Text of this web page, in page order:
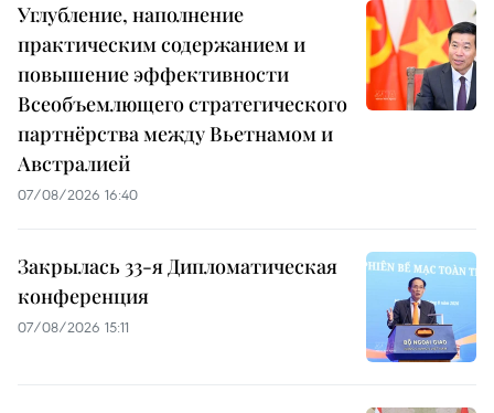
Углубление, наполнение
практическим содержанием и
повышение эффективности
Всеобъемлющего стратегического
партнёрства между Вьетнамом и
Австралией
07/08/2026 16:40
Закрылась 33-я Дипломатическая
конференция
07/08/2026 15:11